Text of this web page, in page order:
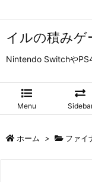
イルの積みゲ
Nintendo Switchや
Menu
ホーム > ファイ